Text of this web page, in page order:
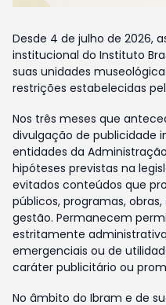
Desde 4 de julho de 2026,
institucional do Instituto
suas unidades
restrições estabelecidas
Nos três meses que
divulgação de publicidade
entidades da
hipóteses previstas na
evitados conteúdos que
públicos, programas,
gestão. Permanecem
estritamente
emergenciais ou de
caráter publicitário ou
No âmbito do Ibram e de